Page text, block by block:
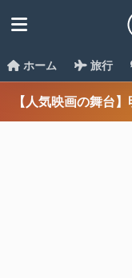
ホーム 旅行
【人気映画の舞台